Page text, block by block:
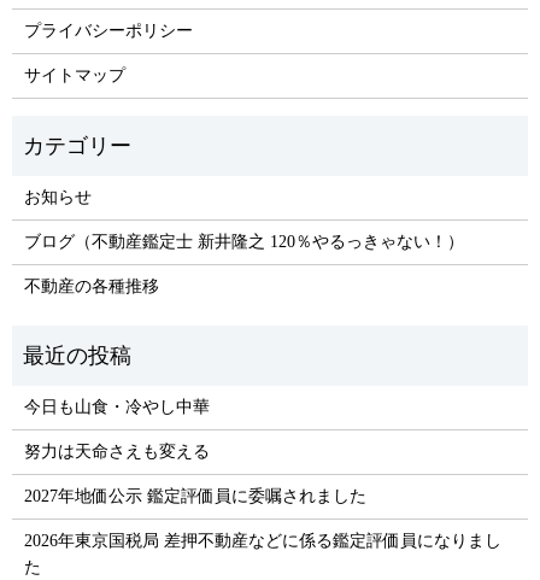
プライバシーポリシー
サイトマップ
お知らせ
ブログ（不動産鑑定士 新井隆之 120％やるっきゃない！）
不動産の各種推移
今日も山食・冷やし中華
努力は天命さえも変える
2027年地価公示 鑑定評価員に委嘱されました
2026年東京国税局 差押不動産などに係る鑑定評価員になりまし
た